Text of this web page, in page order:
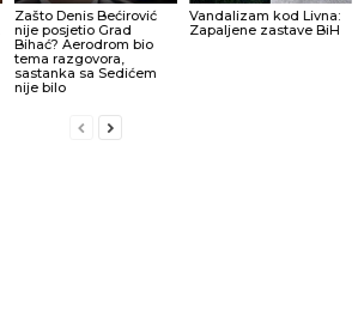
Zašto Denis Bećirović
nije posjetio Grad
Bihać? Aerodrom bio
tema razgovora,
sastanka sa Sedićem
nije bilo
Vandalizam kod Livna:
Zapaljene zastave BiH